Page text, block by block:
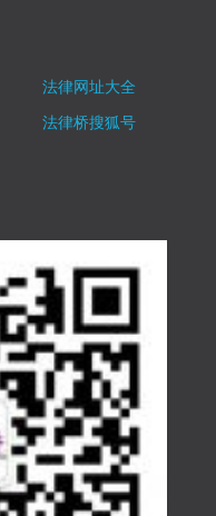
法律网址大全
法律桥搜狐号